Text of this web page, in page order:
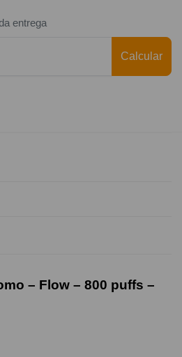
entrega
Calcular
– Flow – 800 puffs –